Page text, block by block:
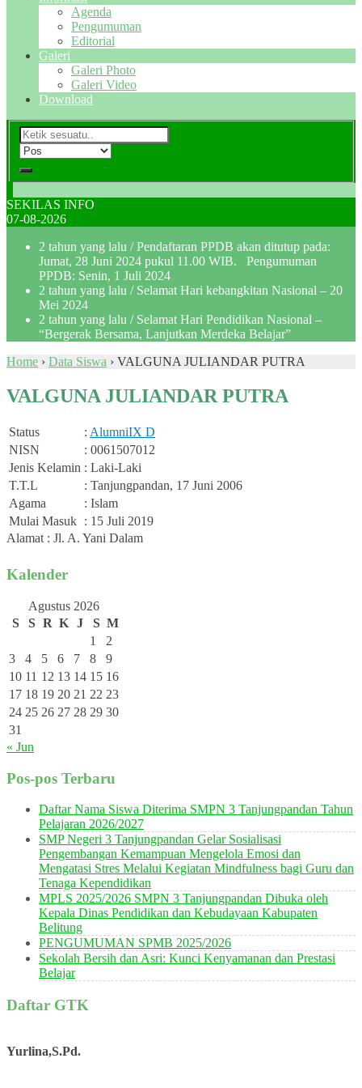
Agenda
Pengumuman
Editorial
Galeri
Galeri Photo
Galeri Video
Download
SEKILAS INFO
07-08-2026
2 tahun yang lalu / Pendaftaran PPDB akan ditutup pada:
Jumat, 28 Juni 2024 pukul 11.00 WIB. Pengumuman
PPDB: Senin, 1 Juli 2024
2 tahun yang lalu / Selamat Hari kebangkitan Nasional – 20
Mei 2024
2 tahun yang lalu / Selamat Hari Pendidikan Nasional –
“Bergerak Bersama, Lanjutkan Merdeka Belajar”
Home › Data Siswa › VALGUNA JULIANDAR PUTRA
VALGUNA JULIANDAR PUTRA
Status : AlumniIX D
NISN
: 0061507012
Jenis Kelamin : Laki-Laki
T.T.L
: Tanjungpandan, 17 Juni 2006
Agama
: Islam
Mulai Masuk : 15 Juli 2019
Alamat : Jl. A. Yani Dalam
Kalender
Agustus 2026
S
S R K J S M
1
2
3
4 5 6 7 8
9
10 11 12 13 14 15 16
17 18 19 20 21 22 23
24 25 26 27 28 29 30
31
« Jun
Pos-pos Terbaru
Daftar Nama Siswa Diterima SMPN 3 Tanjungpandan Tahun
Pelajaran 2026/2027
SMP Negeri 3 Tanjungpandan Gelar Sosialisasi
Pengembangan Kemampuan Mengelola Emosi dan
Mengatasi Stres Melalui Kegiatan Mindfulness bagi Guru dan
Tenaga Kependidikan
MPLS 2025/2026 SMPN 3 Tanjungpandan Dibuka oleh
Kepala Dinas Pendidikan dan Kebudayaan Kabupaten
Belitung
PENGUMUMAN SPMB 2025/2026
Sekolah Bersih dan Asri: Kunci Kenyamanan dan Prestasi
Belajar
Daftar GTK
Yurlina,S.Pd.